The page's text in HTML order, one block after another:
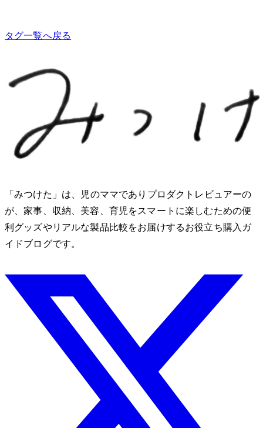
タグ一覧へ戻る
「みつけた」は、2児のママでありプロダクトレビュアーのMio
が、家事、収納、美容、育児をスマートに楽しむための便
利グッズやリアルな製品比較をお届けするお役立ち購入ガ
イドブログです。